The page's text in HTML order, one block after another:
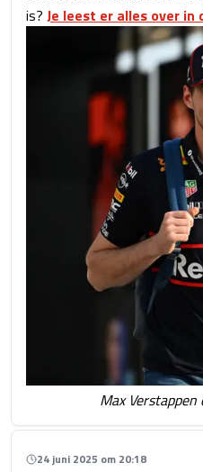
is? Je leest er alles over
Max
24 juni 2025 om 20:18